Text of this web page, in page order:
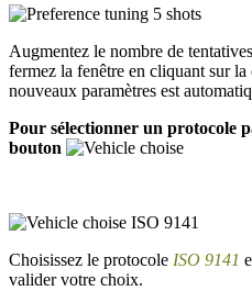
Augmentez le nombre de
fermez la fenêtre en cliquant sur
nouveaux paramètres est
Pour sélectionner un protocole
bouton
Choisissez le protocole ISO 9141
valider votre choix.